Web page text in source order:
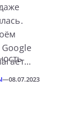
Google
—08.07.2023